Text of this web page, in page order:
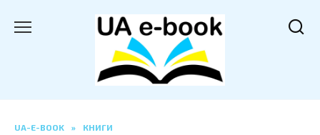
UA-E-BOOK » КНИГИ